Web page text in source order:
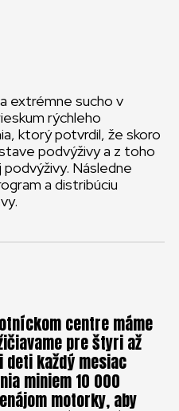
extrémne sucho v
rýchleho
ktorý potvrdil, že skoro
podvýživy a z toho
Následne
a distribúciu
centre máme
pre štyri až
deti každý mesiac
miniem 10 000
motorky, aby